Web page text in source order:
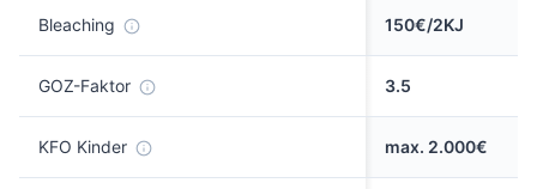
Bleaching 150€/2KJ
GOZ-Faktor 3.5
KFO Kinder max. 2.000€